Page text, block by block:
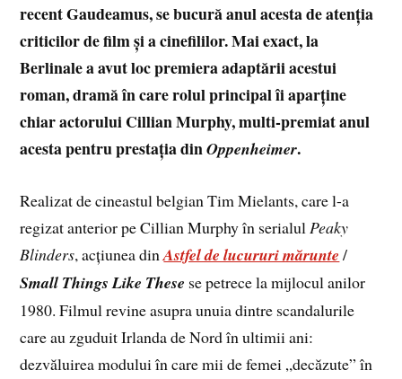
recent Gaudeamus, se bucură anul acesta de atenția
criticilor de film și a cinefililor. Mai exact, la
Berlinale a avut loc premiera adaptării acestui
roman, dramă în care rolul principal îi aparține
chiar actorului Cillian Murphy, multi-premiat anul
acesta pentru prestația dinOppenheimer.
Realizat de cineastul belgian Tim Mielants, care l-a
regizat anterior pe Cillian Murphy în serialulPeaky
Blinders, acţiunea dinAstfel de lucururi mărunte /
Small Things Like These se petrece la mijlocul anilor
1980. Filmul revine asupra unuia dintre scandalurile
care au zguduit Irlanda de Nord în ultimii ani:
dezvăluirea modului în care mii de femei „decăzute” în